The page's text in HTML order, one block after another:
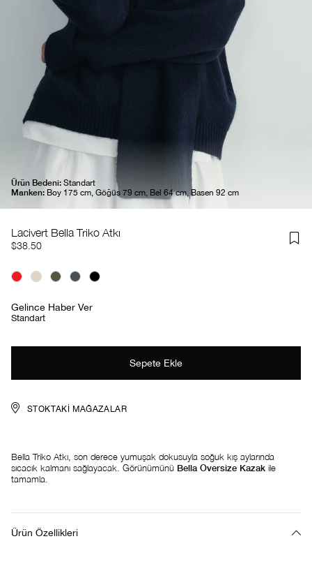
Ürün Bedeni: Standart
Manken: Boy 175 cm, Göğüs 79 cm, Bel 64 cm, Basen 92 cm
Lacivert Bella Triko Atkı
$38.50
Gelince Haber Ver
Standart
STOKTAKI MAĞAZALAR
Bella Triko Atkı, son derece yumuşak dokusuyla soğuk kış aylarında
sıcacık kalmanı sağlayacak. Görünümünü Bella Oversize Kazak ile
tamamla.
Ürün Özellikleri